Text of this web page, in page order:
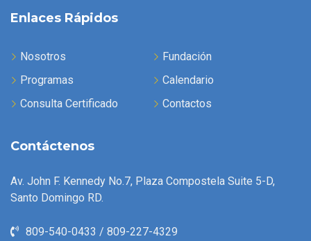
Enlaces Rápidos
Nosotros
Fundación
Programas
Calendario
Consulta Certificado
Contactos
Contáctenos
Av. John F. Kennedy No.7, Plaza Compostela Suite 5-D,
Santo Domingo RD.
809-540-0433 / 809-227-4329